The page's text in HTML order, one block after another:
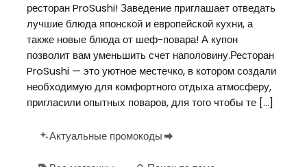
ресторан ProSushi! Заведение приглашает отведать
лучшие блюда японской и европейской кухни, а
также новые блюда от шеф-повара! А купон
позволит вам уменьшить счет наполовину.Ресторан
ProSushi — это уютное местечко, в котором создали
необходимую для комфортного отдыха атмосферу,
пригласили опытных поваров, для того чтобы те […]
Актуальные промокоды